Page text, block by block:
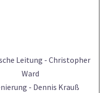
Leitung - Christopher
Ward
- Dennis Krauß